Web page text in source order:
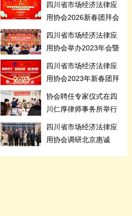
四川省市场经济法律应
用协会2026新春团拜会
在成都举行
四川省市场经济法律应
用协会举办2023年会暨
2024迎春文艺...
四川省市场经济法律应
用协会2023年新春团拜
会在成都举行
协会聘任专家仪式在四
川仁厚律师事务所举行
四川省市场经济法律应
用协会调研北京惠诚